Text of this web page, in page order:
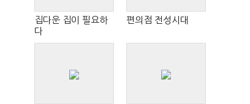
집다운 집이 필요하
다
편의점 전성시대